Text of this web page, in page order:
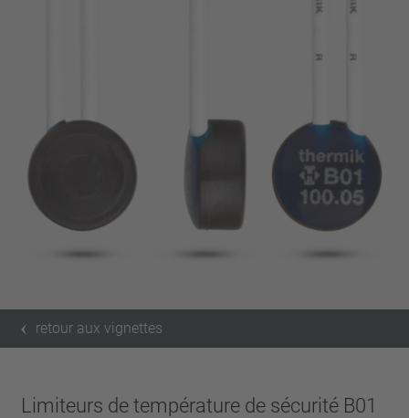
retour aux vignettes
Limiteurs de température de sécurité B01